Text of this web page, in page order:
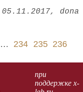
05.11.2017 dona
… 234 235 236
при
поддержке x-